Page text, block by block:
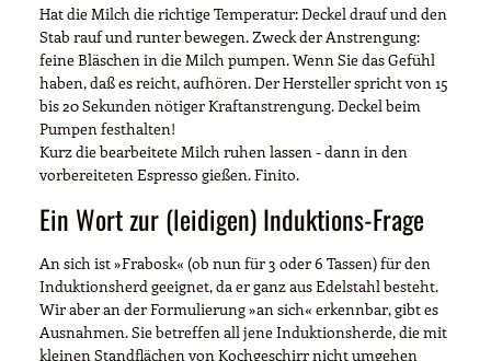
Hat die Milch die richtige Temperatur: Deckel drauf und den
Stab rauf und runter bewegen. Zweck der Anstrengung:
feine Bläschen in die Milch pumpen. Wenn Sie das Gefühl
haben, daß es reicht, aufhören. Der Hersteller spricht von 15
bis 20 Sekunden nötiger Kraftanstrengung. Deckel beim
Pumpen festhalten!
Kurz die bearbeitete Milch ruhen lassen - dann in den
vorbereiteten Espresso gießen. Finito.
Ein Wort zur (leidigen) Induktions-Frage
An sich ist »Frabosk« (ob nun für 3 oder 6 Tassen) für den
Induktionsherd geeignet, da er ganz aus Edelstahl besteht.
Wir aber an der Formulierung »an sich« erkennbar, gibt es
Ausnahmen. Sie betreffen all jene Induktionsherde, die mit
kleinen Standflächen von Kochgeschirr nicht umgehen